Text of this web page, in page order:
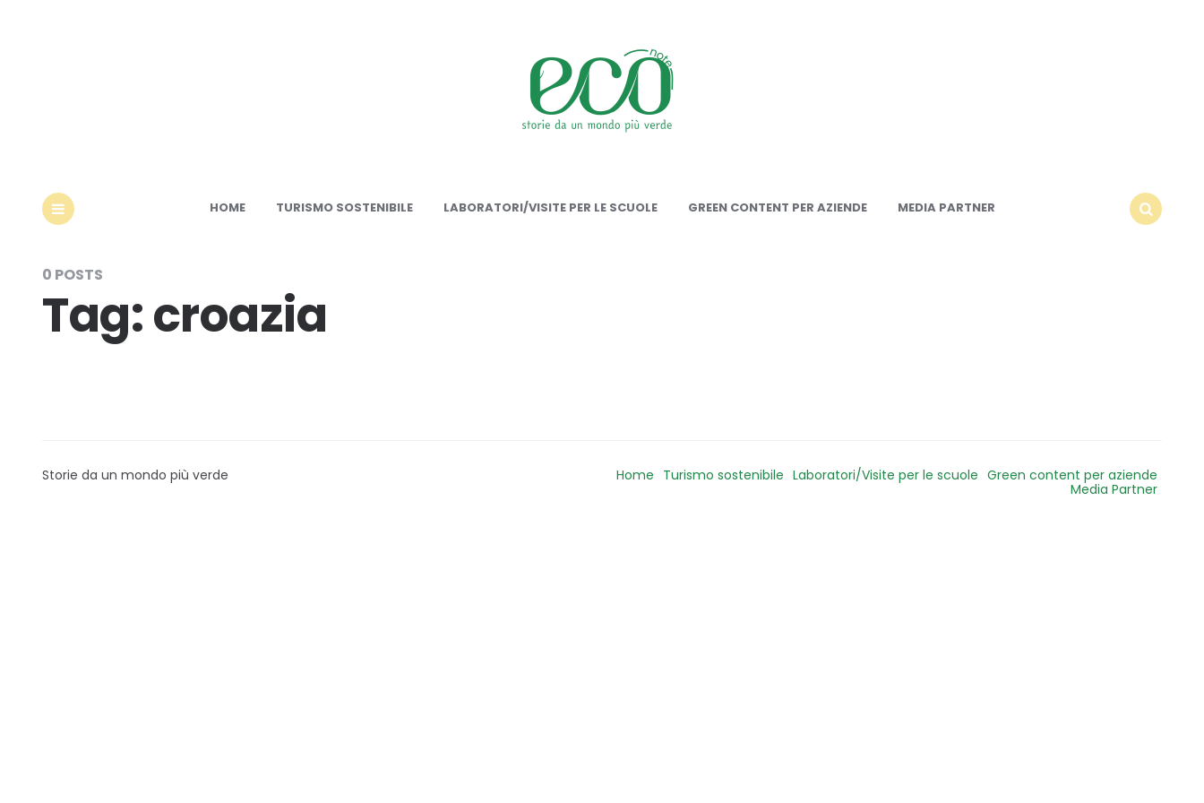
HOME TURISMO SOSTENIBILE LABORATORI/VISITE PER LE SCUOLE GREEN CONTENT PER AZIENDE
MEDIA PARTNER
0 POSTS
Tag:croazia
Storie da un mondo più verde Home Turismo sostenibile Laboratori/Visite per le scuole Green content per aziende
Media Partner